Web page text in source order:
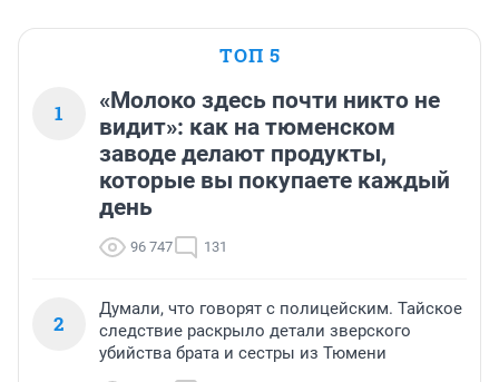
ТОП 5
1
«Молоко здесь почти никто не
видит»: как на тюменском
заводе делают продукты,
которые вы покупаете каждый
день
96 747 131
2
Думали, что говорят с полицейским. Тайское
следствие раскрыло детали зверского
убийства брата и сестры из Тюмени